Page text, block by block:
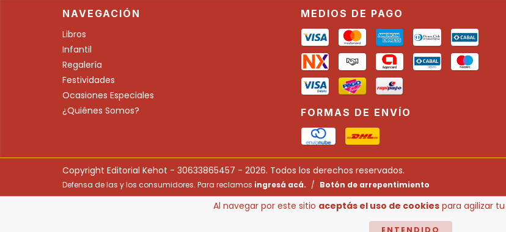
Al navegar por este sitio aceptás el uso de cookiespara agilizar
ENTENDIDO
NAVEGACIÓN
Libros
Infantil
Regalería
Festividades
Ocasiones Especiales
¿Quiénes Somos?
MEDIOS DE PAGO
FORMAS DE ENVÍO
Copyright Editorial Kehot - 30633865457 - 2026. Todos los derechos reservados.
Defensa de las y los consumidores. Para reclamos ingresá acá. / Botón de arrepentimiento